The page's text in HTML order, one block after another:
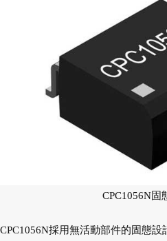
CPC1056N固
CPC1056N採用無活動部件的固態